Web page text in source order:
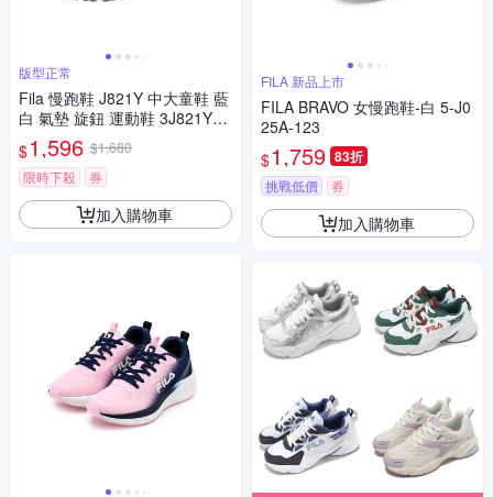
版型正常
Fila 慢跑鞋 J821Y 中大童鞋 藍
白 氣墊 旋鈕 運動鞋 3J821Y33
$1,596 $1,680
限時下殺
券
加入購物車
FILA 新品上市
FILA BRAVO 女慢跑鞋-白 5-J0
25A-123
$1,759 83折
挑戰低價 券
加入購物車